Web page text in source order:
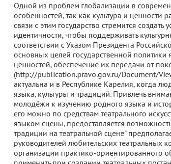
Одной из проблем глобализации в
особенностей, так как культура и
связи с этим государство стремится
идентичности, чтобы поддерживать
соответствии с Указом Президента
основных целей государственной
ценностей, обеспечение их передачи от
(http://publication.pravo.gov.ru/Document/
актуальна и в Республике Карелия, когда
языка, культуры и традиций. Привлечь
молодёжи к изучению родного языка и
его можно по средствам театрального
языком сцены, предоставляется
традиции на театральной сцене"
руководителей любительских театральных
организации практико-ориентированного